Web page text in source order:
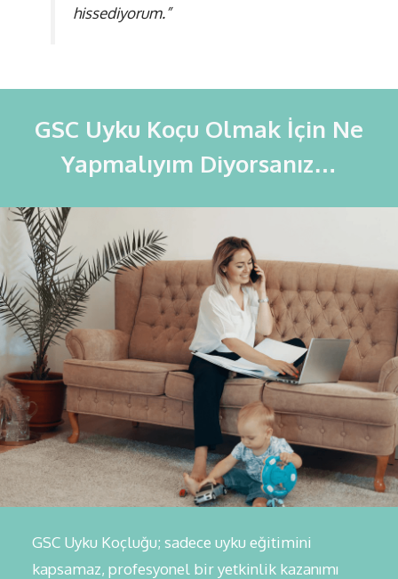
hissediyorum.”
GSC Uyku Koçu Olmak İçin Ne
Yapmalıyım Diyorsanız…
GSC Uyku Koçluğu; sadece uyku eğitimini
kapsamaz, profesyonel bir yetkinlik kazanımı